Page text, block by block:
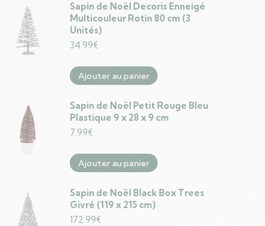
Sapin de Noël Decoris Enneigé
Multicouleur Rotin 80 cm (3
Unités)
34.99€
Ajouter au panier
Sapin de Noël Petit Rouge Bleu
Plastique 9 x 28 x 9 cm
7.99€
Ajouter au panier
Sapin de Noël Black Box Trees
Givré (119 x 215 cm)
172.99€